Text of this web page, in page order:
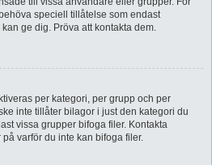
speciell tillåtelse som endast
ge dig. Pröva att kontakta dem.
per kategori, per grupp och per
inte tillåter bilagor i just den kategori du
vissa grupper bifoga filer. Kontakta
varför du inte kan bifoga filer.